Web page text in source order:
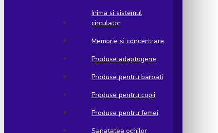
Inima si sistemul
circulator
Memorie si concentrare
Produse adaptogene
Produse pentru barbati
Produse pentru copii
Produse pentru femei
Sanatatea ochilor